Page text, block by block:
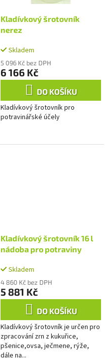
Kladívkový šrotovník
nerez
Skladem
5 096 Kč bez DPH
6 166 Kč
DO KOŠÍKU
Kladívkový šrotovník pro
potravinářské účely
Kladívkový šrotovník 16 l
nádoba pro potraviny
Skladem
4 860 Kč bez DPH
5 881 Kč
DO KOŠÍKU
Kladívkový šrotovník je určen pro
zpracování zrn z kukuřice,
pšenice,ovsa, ječmene, rýže,
dále na...